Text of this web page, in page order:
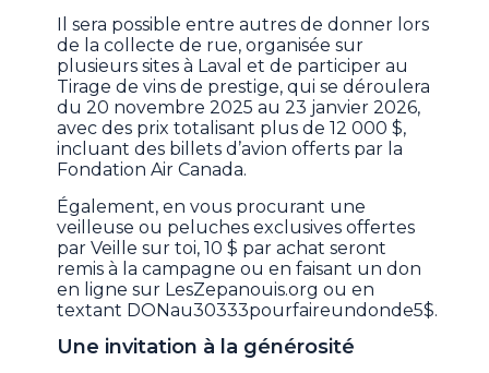
Il sera possible entre autres de donner lors
de la collecte de rue, organisée sur
plusieurs sites à Laval et de participer au
Tirage de vins de prestige, qui se déroulera
du 20 novembre 2025 au 23 janvier 2026,
avec des prix totalisant plus de 12 000 $,
incluant des billets d’avion offerts par la
Fondation Air Canada.
Également, en vous procurant une
veilleuse ou peluches exclusives offertes
par Veille sur toi, 10 $ par achat seront
remis à la campagne ou en faisant un don
en ligne sur LesZepanouis.org ou en
textant DONau30333pourfaireundonde5$.
Une invitation à la générosité